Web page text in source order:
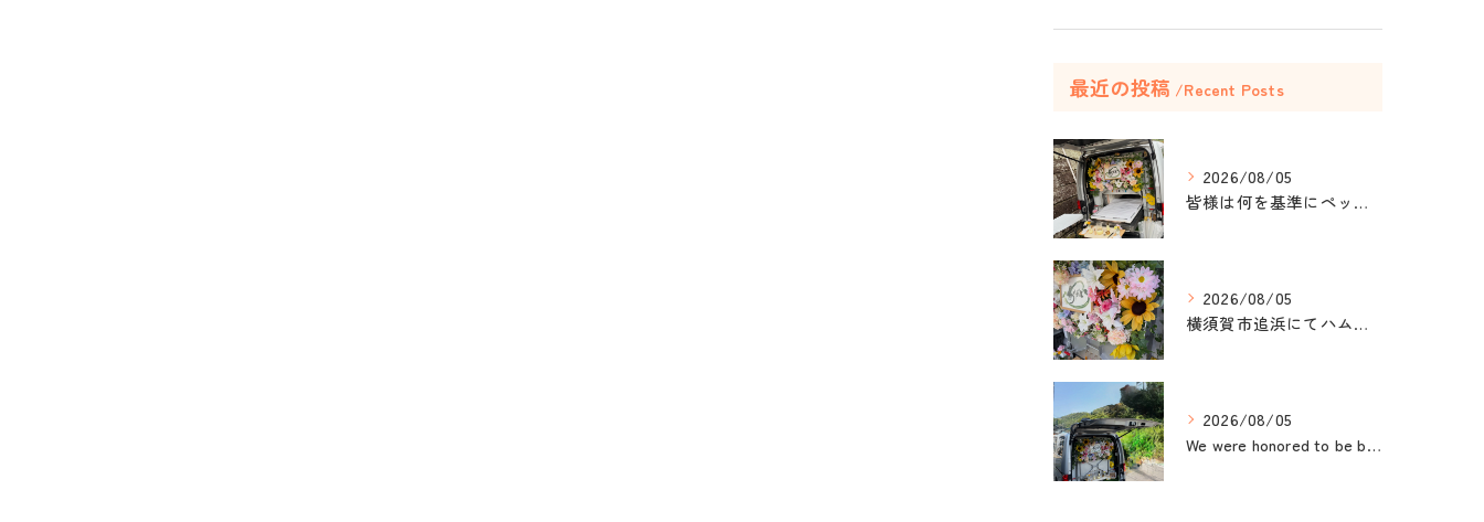
最近の投稿 Recent Posts
2026/08/05
皆様は何を基準にペット葬儀社を選びますか？
2026/08/05
横須賀市追浜にてハムスターのみかんちゃんのペット火葬のお手伝...
2026/08/05
We were honored to be by your ...